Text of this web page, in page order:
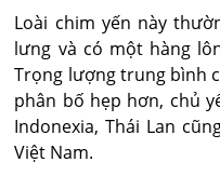
Loài chim yến này
lưng và có một hàng
Trọng lượng trung bình
phân bố hẹp hơn, chủ
Indonexia, Thái Lan
Việt Nam.